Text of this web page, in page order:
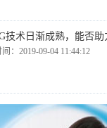
技术日渐成熟，能否助
间：2019-09-04 11:44:12